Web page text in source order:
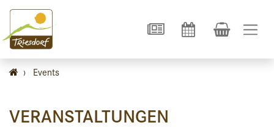
› Events
VERANSTALTUNGEN